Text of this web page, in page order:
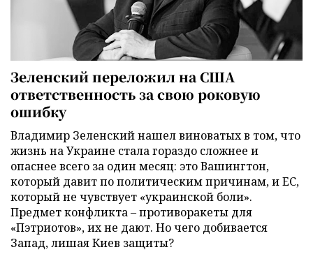
Зеленский переложил на США
ответственность за свою роковую
ошибку
Владимир Зеленский нашел виноватых в том, что
жизнь на Украине стала гораздо сложнее и
опаснее всего за один месяц: это Вашингтон,
который давит по политическим причинам, и ЕС,
который не чувствует «украинской боли».
Предмет конфликта – противоракеты для
«Пэтриотов», их не дают. Но чего добивается
Запад, лишая Киев защиты?